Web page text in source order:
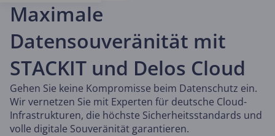
Maximale
Datensouveränität mit
STACKIT und Delos Cloud
Gehen Sie keine Kompromisse beim Datenschutz ein.
Wir vernetzen Sie mit Experten für deutsche Cloud-
Infrastrukturen, die höchste Sicherheitsstandards und
volle digitale Souveränität garantieren.